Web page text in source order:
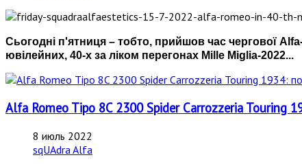
Сьогодні п'ятниця – тобто, прийшов час чергової
ювілейних, 40-х за ліком перегонах Mille Miglia-2022...
Alfa Romeo Tipo 8C 2300 Spider Carrozzeria Touring
8 июль 2022
sqUAdra Alfa